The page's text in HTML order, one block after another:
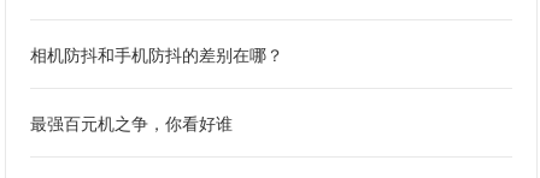
相机防抖和手机防抖的差别在哪？
最强百元机之争，你看好谁